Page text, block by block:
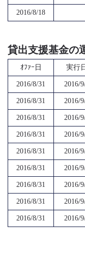
2016/8/18
貸出支援基金の
ｵﾌｧｰ日 実行
2016/8/31 2016/
2016/8/31 2016/
2016/8/31 2016/
2016/8/31 2016/
2016/8/31 2016/
2016/8/31 2016/
2016/8/31 2016/
2016/8/31 2016/
2016/8/31 2016/